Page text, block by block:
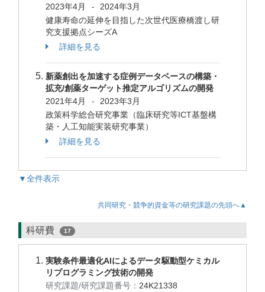
2023年4月 -
2024年3月
健康寿命の延伸を目指した次世代医療橋渡し研
究支援拠点シーズA
詳細を見る
新薬創出を加速する症例データベースの構築・
拡充/創薬ターゲット推定アルゴリズムの開発
2021年4月
-
2023年3月
政策科学総合研究事業（臨床研究等ICT基盤構
築・人工知能実装研究事業）
詳細を見る
▼全件表示
共同研究・競争的資金等の研究課題の先頭へ▲
科研費 17
実験条件最適化AIによるデータ駆動型ケミカル
リプログラミング技術の開発
研究課題/研究課題番号： 24K21338